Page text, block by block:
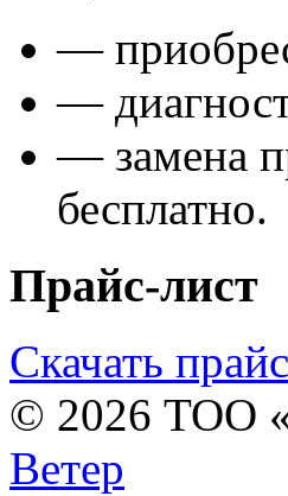
—
—
— замена
бесплатно.
Прайс-лист
Скачать
© 2026 ТОО
Ветер